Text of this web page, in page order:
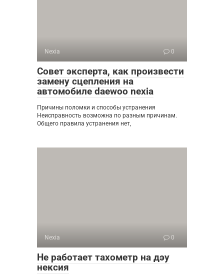
Nexia 0
Совет эксперта, как произвести
замену сцепления на
автомобиле daewoo nexia
Причины поломки и способы устранения
Неисправность возможна по разным причинам.
Общего правила устранения нет,
Nexia 0
Не работает тахометр на дэу
нексия